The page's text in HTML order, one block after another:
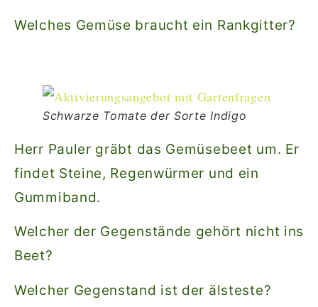
Welches Gemüse braucht ein Rankgitter?
Schwarze Tomate der Sorte Indigo
Herr Pauler gräbt das Gemüsebeet um. Er
findet Steine, Regenwürmer und ein
Gummiband.
Welcher der Gegenstände gehört nicht ins
Beet?
Welcher Gegenstand ist der älsteste?